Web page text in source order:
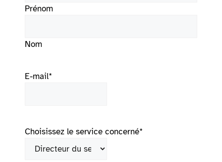
Prénom
Nom
E-mail*
Choisissez le service concerné*